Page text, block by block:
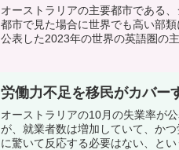
オーストラリアの主要都市である
都市で見た場合に世界でも高い部
公表した2023年の世界の英語圏の
労働力不足を移民がカバー
オーストラリアの10月の失業率が
が、就業者数は増加していて、か
に驚いて反応する必要はない、と